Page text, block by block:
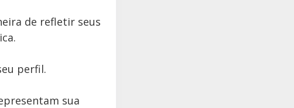
de refletir seus
perfil.
sua